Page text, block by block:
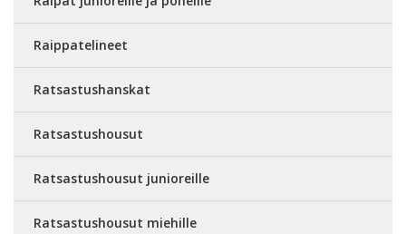
Raippatelineet
Ratsastushanskat
Ratsastushousut
Ratsastushousut junioreille
Ratsastushousut miehille